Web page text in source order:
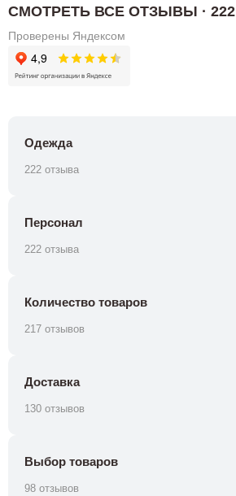
СМОТРЕТЬ ВСЕ ОТЗЫВЫ · 222
Проверены Яндексом
Одежда
222 отзыва
Персонал
222 отзыва
Количество товаров
217 отзывов
Доставка
130 отзывов
Выбор товаров
98 отзывов